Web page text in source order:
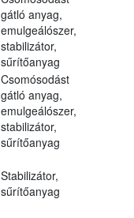
gátló anyag,
emulgeálószer,
stabilizátor,
sűrítőanyag
Csomósodást
gátló anyag,
emulgeálószer,
stabilizátor,
sűrítőanyag
Stabilizátor,
sűrítőanyag